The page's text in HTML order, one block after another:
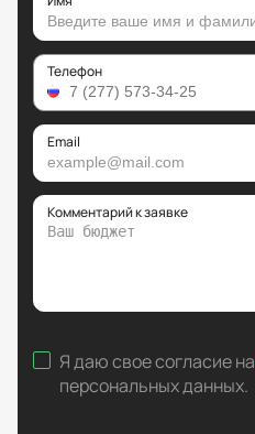
Телефон
Email
Комментарий к заявке
Я даю свое согласие на
персональных данных.